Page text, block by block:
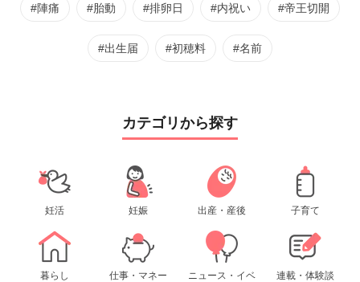
#陣痛 #胎動 #排卵日 #内祝い #帝王切開
#出生届 #初穂料 #名前
カテゴリから探す
妊活 妊娠 出産・産後 子育て
暮らし 仕事・マネー
ニュース・イベ
連載・体験談